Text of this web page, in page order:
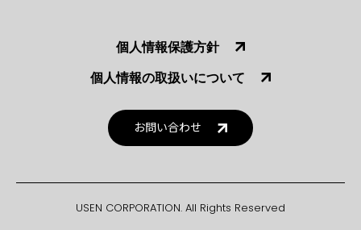
個人情報保護方針
個人情報の取扱いについて
お問い合わせ
USEN CORPORATION. All Rights Reserved